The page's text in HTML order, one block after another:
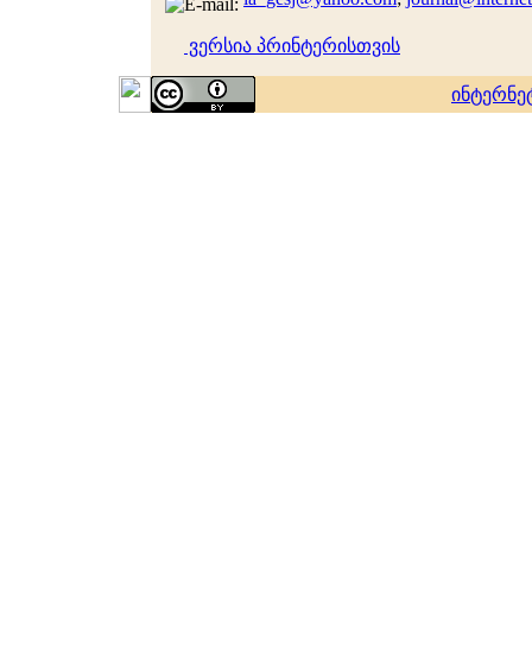
ვერსია პრინტერისთვის